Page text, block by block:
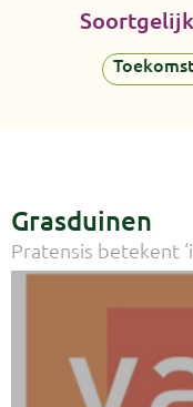
Grasduinen
Pratensis betekent